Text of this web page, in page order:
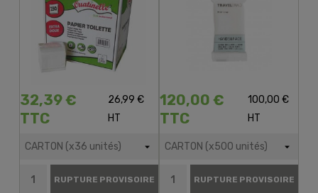
32,39 €
TTC
26,99 €
HT
RUPTURE PROVISOIRE
120,00 €
TTC
100,00 €
HT
RUPTURE PROVISOIRE